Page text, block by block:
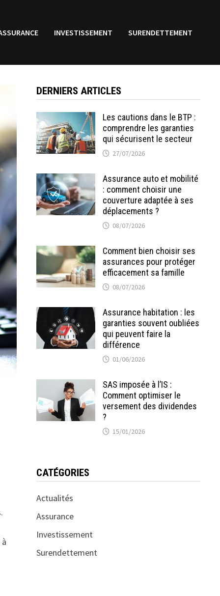
INVESTISSEMENT SURENDETTEMENT
DERNIERS ARTICLES
Les cautions dans le BTP :
comprendre les garanties
qui sécurisent le secteur
27/07/2026
Assurance auto et mobilité
: comment choisir une
couverture adaptée à ses
déplacements ?
08/07/2026
Comment bien choisir ses
assurances pour protéger
efficacement sa famille
08/07/2026
Assurance habitation : les
garanties souvent oubliées
qui peuvent faire la
différence
01/06/2026
SAS imposée à l’IS :
Comment optimiser le
versement des dividendes
?
15/01/2026
CATÉGORIES
Actualités
Assurance
Investissement
Surendettement